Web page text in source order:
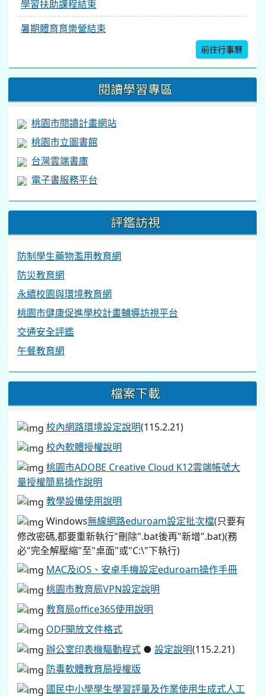
學習扶助課程結束
暑期體育育樂營結束
前往行事曆
閱讀學習專區
桃園市閱讀計畫網站
桃園市立圖書館
台灣雲端書庫
電子書服務平台
評鑑訪視
防制學生藥物濫用教育網
防災教育網
永續校園與環境教育網
桃園市健康促進學校計畫輔導訪視平台
交通安全評鑑
午餐教育網
檔案下載
校內網路環境設定說明(115.2.21)
校內軟體授權說明
桃園市ADOBE Creative Cloud K12雲端帳號大
量授權簡易操作說明
教學設備使用說明
Windows無線網路eduroam設定批次檔(只要有
修改密碼,都要重新執行"刪除".bat後再"新增".bat)(務
必"完全解壓縮"至"桌面"或"C:\"下執行)
MAC及iOS、安卓手機設定eduroam操作手冊
桃園市教育局VPN設定說明
教育局office365使用說明
ODF開放文件格式
辦公室印表機驅動程式 ● 設定說明(115.2.21)
防毒軟體教育局授權版
國民中小學學生學習評量及作業使用生成式人工